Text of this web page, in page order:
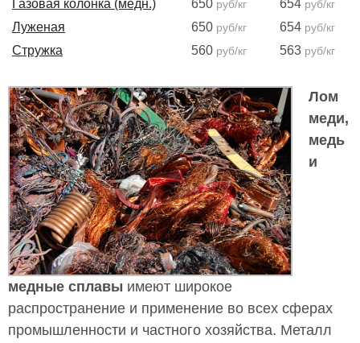
Газовая колонка (медн.) 650 руб/кг 654 руб/кг
Луженая 650 руб/кг 654 руб/кг
Стружка 560 руб/кг 563 руб/кг
Лом
меди,
медь
и
медные сплавы имеют широкое
распространение и применение во всех сферах
промышленности и частного хозяйства. Металл